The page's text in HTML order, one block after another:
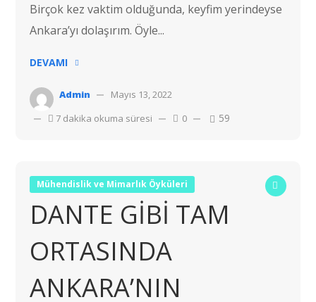
Birçok kez vaktim olduğunda, keyfim yerindeyse
Ankara’yı dolaşırım. Öyle...
DEVAMI
Admin
Mayıs 13, 2022
7 dakika okuma süresi
0 59
Mühendislik ve Mimarlık Öyküleri
DANTE GİBİ TAM
ORTASINDA
ANKARA’NIN